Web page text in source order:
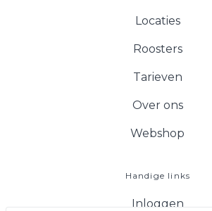
Locaties
Roosters
Tarieven
Over ons
Webshop
Handige links
Inloggen